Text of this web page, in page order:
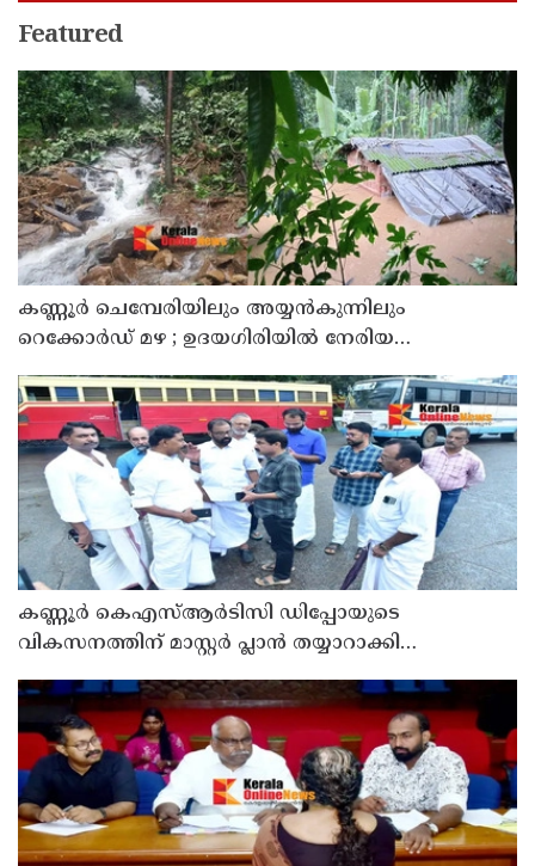
Featured
കണ്ണൂർ ചെമ്പേരിയിലും അയ്യൻകുന്നിലും
റെക്കോർഡ് മഴ ; ഉദയഗിരിയിൽ നേരിയ
കണ്ണൂർ കെഎസ്ആർടിസി ഡിപ്പോയുടെ
വികസനത്തിന് മാസ്റ്റർ പ്ലാൻ തയ്യാറാക്കി